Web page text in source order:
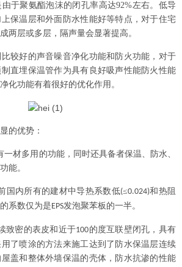
于聚氨酯泡沫的闭孔率高达92%左右。低导
保温层和外面防水性能好等特点，对于住宅
两层或多层，隔声量会显著提高。
较好的声音噪音净化功能和防火功能，对于
直埋保温管作为具有良好吸声性能防火性能
化功能有着很好的优化作用。
的优势：
一材多用的功能，同时还具备者保温、防水、
能。
国内所有的建材中导热系数低(≤0.024)和热阻
系数仅为是EPS发泡聚苯板的一半。
致密的表皮和近于100的度互联壁闭孔，具有
了喷涂的方法来施工达到了防水保温层连续
盖和整体外墙保温的壳体，防水抗渗的性能